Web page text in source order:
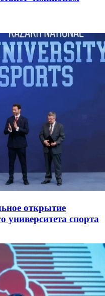
открытие
университета спорта